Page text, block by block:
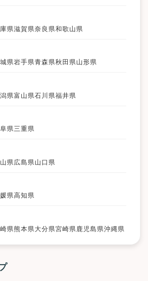
県滋賀県奈良県和歌山県
県岩手県青森県秋田県山形県
県富山県石川県福井県
県三重県
県広島県 山口県
県高知県
県 熊本県 大分県宮崎県 鹿児島県沖縄県